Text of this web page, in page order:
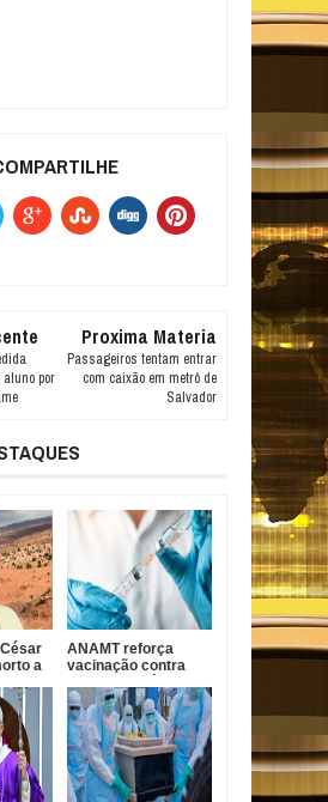
aluno por
Proxima Materia
Passageiros tentam entrar
com caixão em metrô de
Salvador
a
ANAMT reforça
vacinação contra
em São Paulo